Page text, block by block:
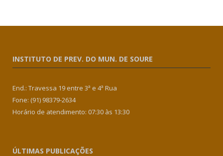
INSTITUTO DE PREV. DO MUN. DE SOURE
End.: Travessa 19 entre 3ª e 4ª Rua
Fone: (91) 98379-2634
Horário de atendimento: 07:30 às 13:30
ÚLTIMAS PUBLICAÇÕES